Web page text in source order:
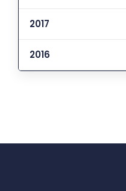
2017
2016